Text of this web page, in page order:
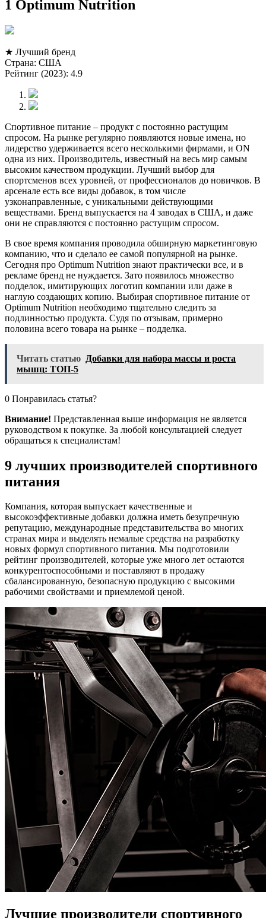
1 Optimum Nutrition
★ Лучший бренд
Страна: США
Рейтинг (2023): 4.9
Спортивное питание – продукт с постоянно растущим
спросом. На рынке регулярно появляются новые имена, но
лидерство удерживается всего несколькими фирмами, и ON
одна из них. Производитель, известный на весь мир самым
высоким качеством продукции. Лучший выбор для
спортсменов всех уровней, от профессионалов до новичков. В
арсенале есть все виды добавок, в том числе
узконаправленные, с уникальными действующими
веществами. Бренд выпускается на 4 заводах в США, и даже
они не справляются с постоянно растущим спросом.
В свое время компания проводила обширную маркетинговую
компанию, что и сделало ее самой популярной на рынке.
Сегодня про Optimum Nutrition знают практически все, и в
рекламе бренд не нуждается. Зато появилось множество
подделок, имитирующих логотип компании или даже в
наглую создающих копию. Выбирая спортивное питание от
Optimum Nutrition необходимо тщательно следить за
подлинностью продукта. Судя по отзывам, примерно
половина всего товара на рынке – подделка.
Читать статью Добавки для набора массы и роста
мышц: ТОП-5
0 Понравилась статья?
Внимание! Представленная выше информация не является
руководством к покупке. За любой консультацией следует
обращаться к специалистам!
9 лучших производителей спортивного
питания
Компания, которая выпускает качественные и
высокоэффективные добавки должна иметь безупречную
репутацию, международные представительства во многих
странах мира и выделять немалые средства на разработку
новых формул спортивного питания. Мы подготовили
рейтинг производителей, которые уже много лет остаются
конкурентоспособными и поставляют в продажу
сбалансированную, безопасную продукцию с высокими
рабочими свойствами и приемлемой ценой.
Лучшие производители спортивного